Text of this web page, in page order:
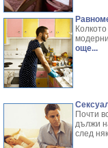
още...
Почти
дължи
след